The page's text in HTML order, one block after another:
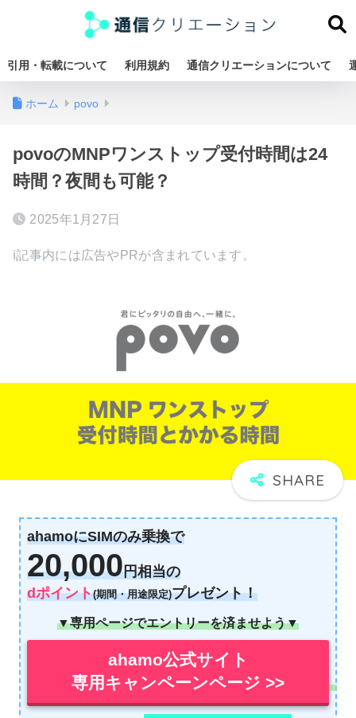
引用・転載について 利用規約 通信クリエーションについて
ホーム povo
povoのMNPワンストップ受付時間は24
時間？夜間も可能？
2025年1月27日
ℹ︎記事内には広告やPRが含まれています。
ahamoにSIMのみ乗換で
20,000円相当の
dポイント(期間・用途限定)プレゼント！
▼専用ページでエントリーを済ませよう▼
ahamo公式サイト
専用キャンペーンページ >>